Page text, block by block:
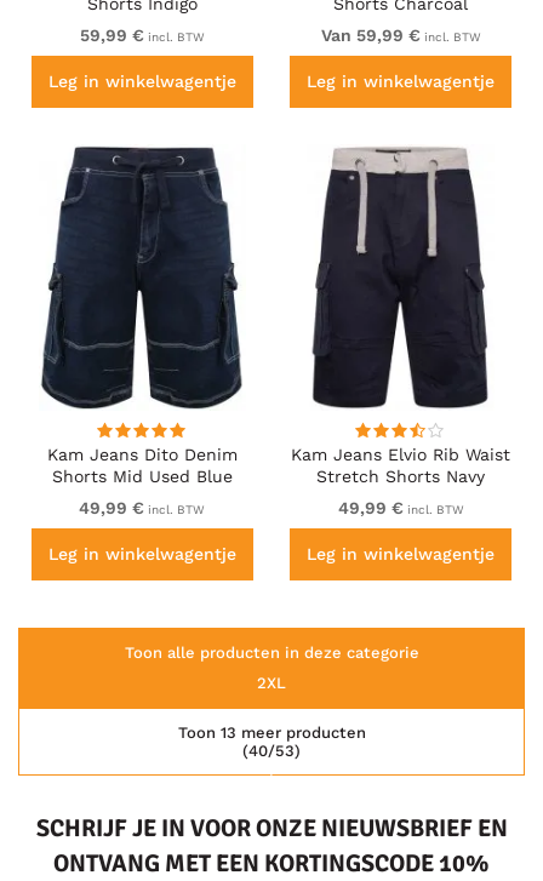
59,99 € incl. BTW
Leg in winkelwagentje
Van 59,99 € incl. BTW
Leg in winkelwagentje
Kam Jeans Dito Denim
Shorts Mid Used Blue
49,99 € incl. BTW
Leg in winkelwagentje
Kam Jeans Elvio Rib Waist
Stretch Shorts Navy
49,99 € incl. BTW
Leg in winkelwagentje
Toon alle producten in deze categorie
2XL
(40/53)
Toon 13 meer producten
SCHRIJF JE IN VOOR ONZE NIEUWSBRIEF EN
ONTVANG MET EEN KORTINGSCODE 10%